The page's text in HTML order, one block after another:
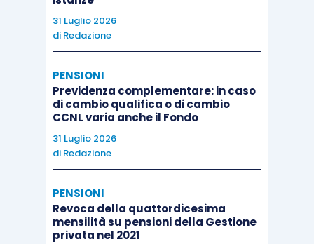
In caso di esito, i crediti sono riassegnati
riassegnazione dei crediti.
Viene precisato che il recupero dei crediti può
avvenire anche in modo frazionato, in relazione al
completamento parziale delle misure previste
31 Luglio 2026
di Redazione
PENSIONI
Previdenza complementare: in caso
di cambio qualifica o di cambio
CCNL varia anche il Fondo
31 Luglio 2026
di Redazione
PENSIONI
Revoca della quattordicesima
mensilità su pensioni della Gestione
privata nel 2021